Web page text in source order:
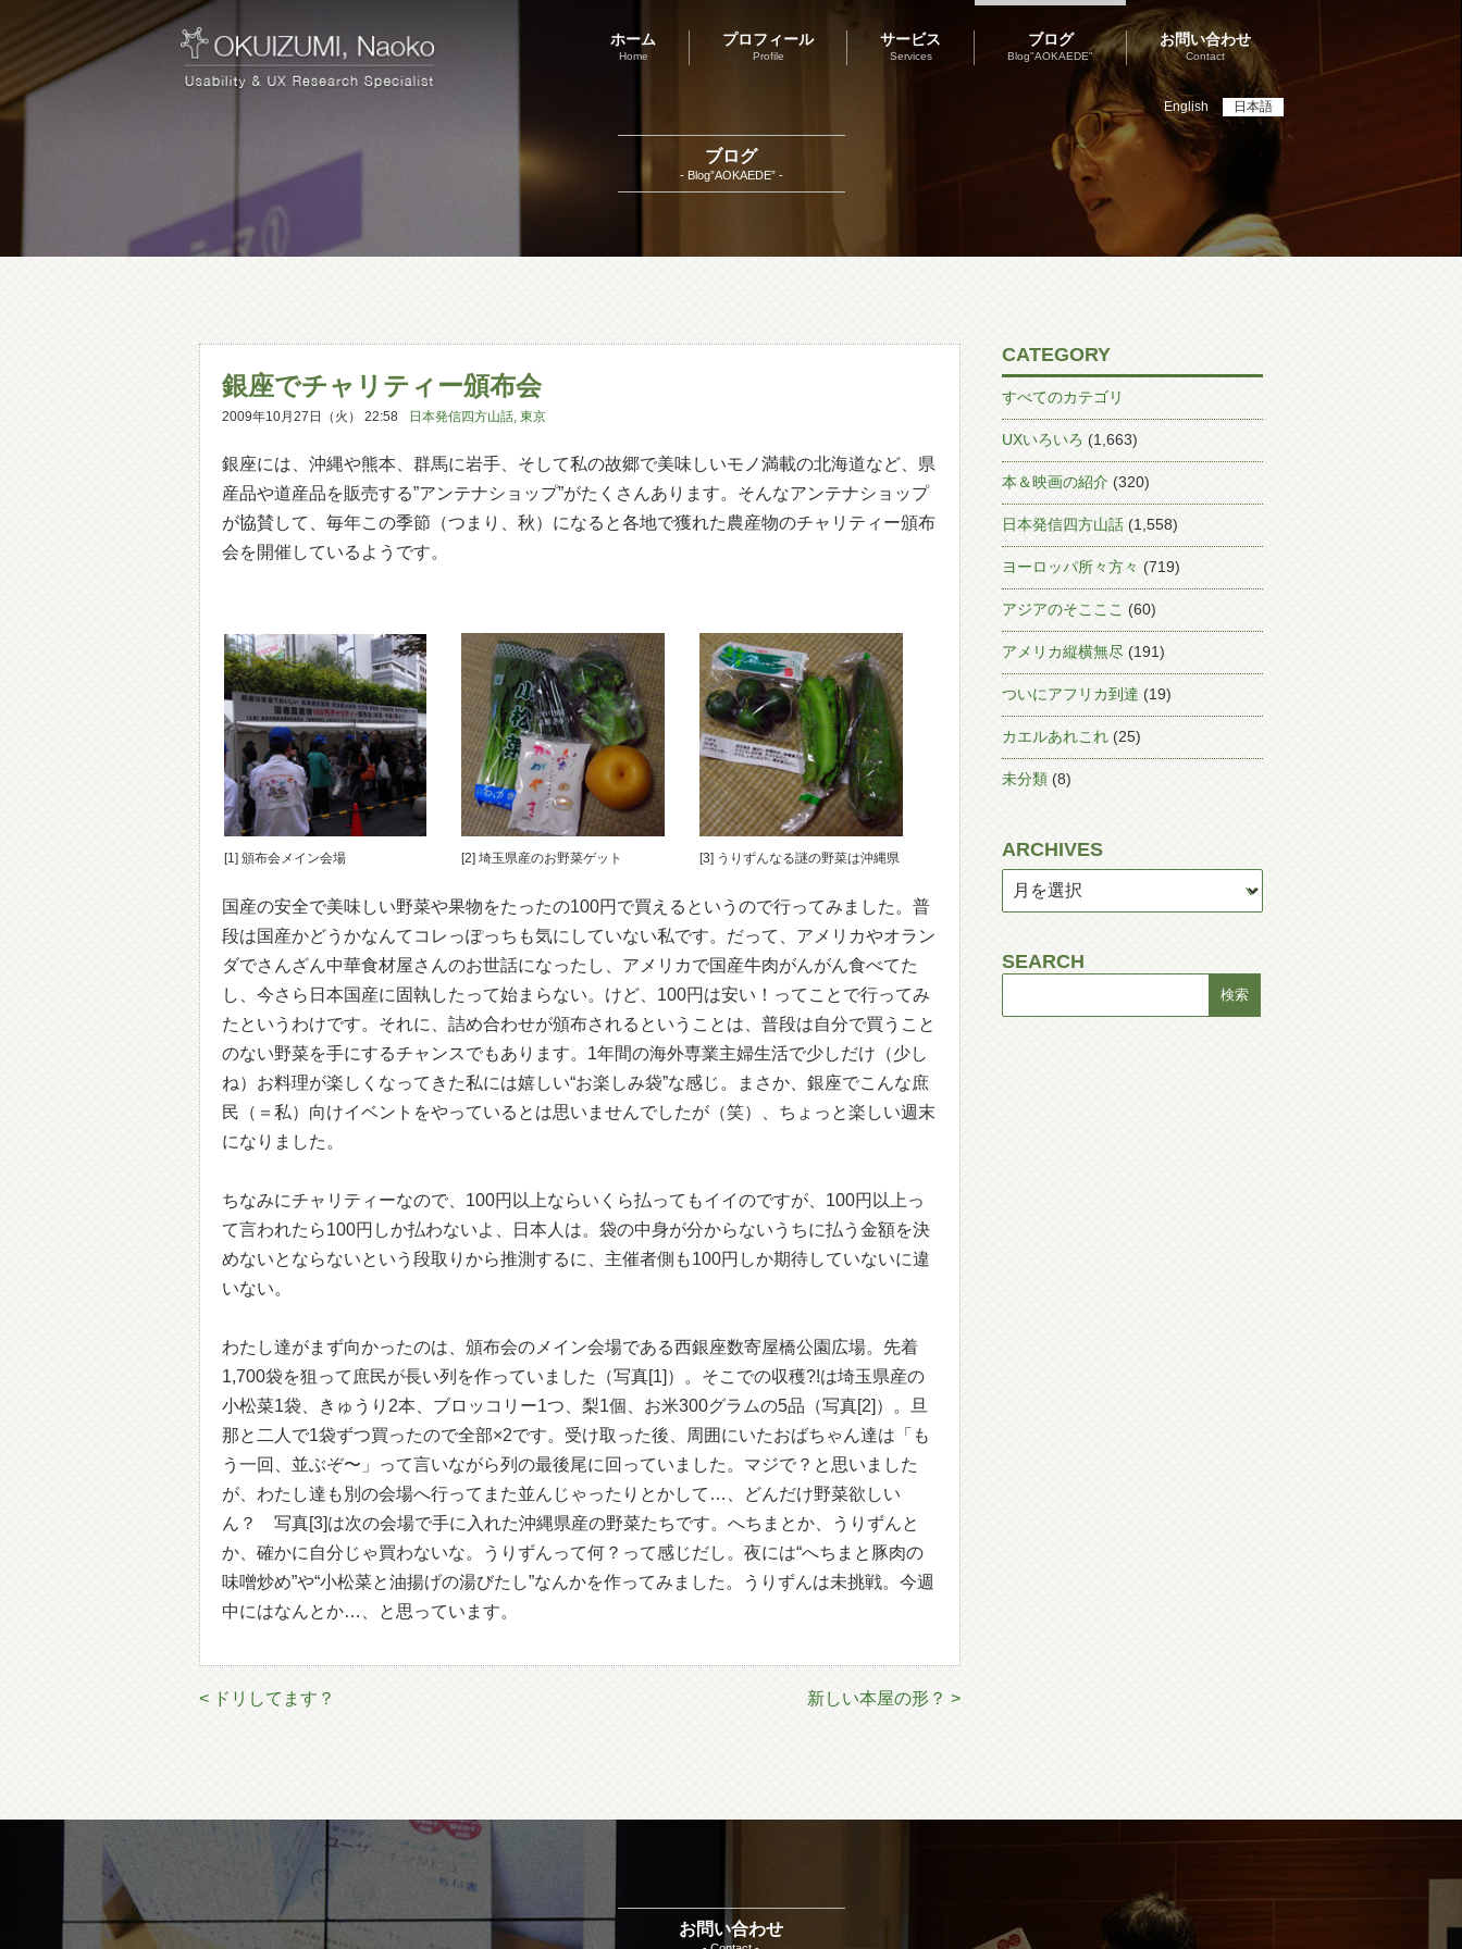
English 日本語
ホーム
Home
プロフィール
Profile
サービス
Services
ブログ
Blog"AOKAEDE"
お問い合わせ
Contact
ブログ
- Blog”AOKAEDE” -
銀座でチャリティー頒布会
2009年10月27日（火） 22:58 日本発信四方山話, 東京
銀座には、沖縄や熊本、群馬に岩手、そして私の故郷で美味しいモノ満載の北海道など、県
産品や道産品を販売する”アンテナショップ”がたくさんあります。そんなアンテナショップ
が協賛して、毎年この季節（つまり、秋）になると各地で獲れた農産物のチャリティー頒布
会を開催しているようです。
[1] 頒布会メイン会場 [2] 埼玉県産のお野菜ゲット [3] うりずんなる謎の野菜は沖縄県
国産の安全で美味しい野菜や果物をたったの100円で買えるというので行ってみました。普
段は国産かどうかなんてコレっぽっちも気にしていない私です。だって、アメリカやオラン
ダでさんざん中華食材屋さんのお世話になったし、アメリカで国産牛肉がんがん食べてた
し、今さら日本国産に固執したって始まらない。けど、100円は安い！ってことで行ってみ
たというわけです。それに、詰め合わせが頒布されるということは、普段は自分で買うこと
のない野菜を手にするチャンスでもあります。1年間の海外専業主婦生活で少しだけ（少し
ね）お料理が楽しくなってきた私には嬉しい“お楽しみ袋”な感じ。まさか、銀座でこんな庶
民（＝私）向けイベントをやっているとは思いませんでしたが（笑）、ちょっと楽しい週末
になりました。
ちなみにチャリティーなので、100円以上ならいくら払ってもイイのですが、100円以上っ
て言われたら100円しか払わないよ、日本人は。袋の中身が分からないうちに払う金額を決
めないとならないという段取りから推測するに、主催者側も100円しか期待していないに違
いない。
わたし達がまず向かったのは、頒布会のメイン会場である西銀座数寄屋橋公園広場。先着
1,700袋を狙って庶民が長い列を作っていました（写真[1]）。そこでの収穫?!は埼玉県産の
小松菜1袋、きゅうり2本、ブロッコリー1つ、梨1個、お米300グラムの5品（写真[2]）。旦
那と二人で1袋ずつ買ったので全部×2です。受け取った後、周囲にいたおばちゃん達は「も
う一回、並ぶぞ〜」って言いながら列の最後尾に回っていました。マジで？と思いました
が、わたし達も別の会場へ行ってまた並んじゃったりとかして…、どんだけ野菜欲しい
ん？ 写真[3]は次の会場で手に入れた沖縄県産の野菜たちです。へちまとか、うりずんと
か、確かに自分じゃ買わないな。うりずんって何？って感じだし。夜には“へちまと豚肉の
味噌炒め”や“小松菜と油揚げの湯びたし”なんかを作ってみました。うりずんは未挑戦。今週
中にはなんとか…、と思っています。
< ドリしてます？ 新しい本屋の形？ >
CATEGORY
すべてのカテゴリ
UXいろいろ (1,663)
本＆映画の紹介 (320)
日本発信四方山話 (1,558)
ヨーロッパ所々方々 (719)
アジアのそこここ (60)
アメリカ縦横無尽 (191)
ついにアフリカ到達 (19)
カエルあれこれ (25)
未分類 (8)
ARCHIVES
SEARCH
お問い合わせ